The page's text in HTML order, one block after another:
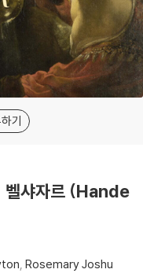
기
샤자르 (Hande
Rosemary Joshu